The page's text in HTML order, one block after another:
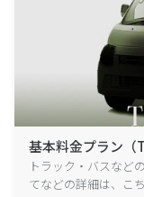
基本料金プラン（
トラック・バスなど
てなどの詳細は、こ